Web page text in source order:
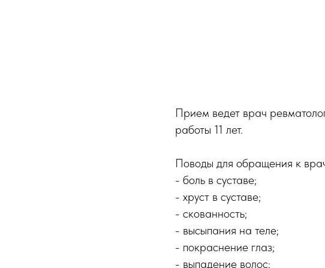
Прием ведет врач
работы 11 лет.
Поводы для обращения к
- боль в суставе;
- хруст в суставе;
- скованность;
- высыпания на теле;
- покраснение глаз;
- выпадение волос;